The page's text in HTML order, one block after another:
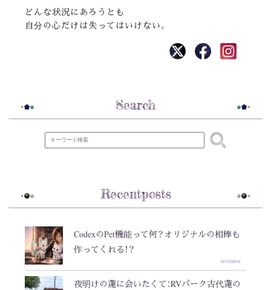
どんな状況にあろうとも
自分の心だけは失ってはいけない。
Search
Recentposts
CodexのPet機能って何？オリジナルの相棒も
作ってくれる！？
AI Creation
夜明けの蓮に会いたくて：RVパーク古代蓮の